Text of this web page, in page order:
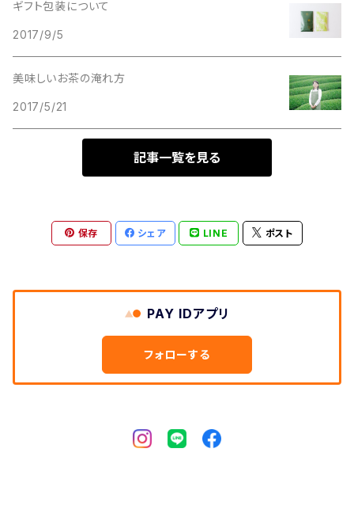
ハーブティー
林辰男
ギフト包装について
2017/9/5
美味しいお茶の淹れ方
2017/5/21
記事一覧を見る
保存 シェア LINE ポスト
PAY IDアプリ
フォローする